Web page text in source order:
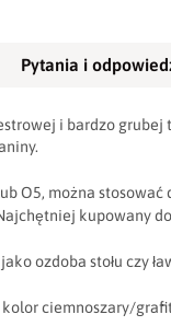
Pytania i
i bardzo
O5, można stosować
kupowany
ozdoba stołu czy
ciemnoszary/